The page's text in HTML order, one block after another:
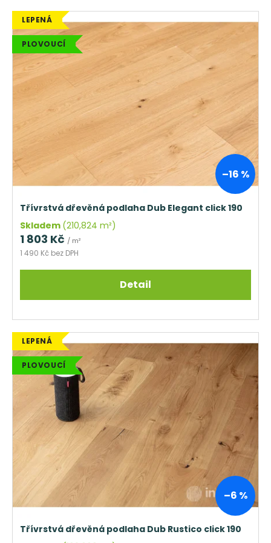
V
ý
p
i
s
o
u
k
t
ů
LEPENÁ
PLOVOUCÍ
–16 %
Třívrstvá dřevěná podlaha Dub Elegant click 190
Skladem (210,824 m²)
1 490 Kč bez DPH
1 803 Kč / m²
Detail
LEPENÁ
PLOVOUCÍ
–6 %
Třívrstvá dřevěná podlaha Dub Rustico click 190